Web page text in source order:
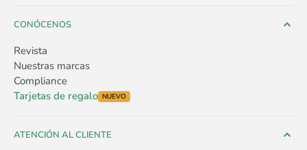
CONÓCENOS
Revista
Nuestras marcas
Compliance
Tarjetas de regalo NUEVO
ATENCIÓN AL CLIENTE